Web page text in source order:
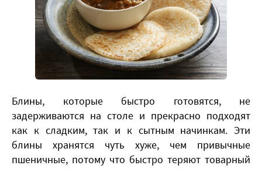
Блины, которые быстро готовятся, не
задерживаются на столе и прекрасно подходят
как к сладким, так и к сытным начинкам. Эти
блины хранятся чуть хуже, чем привычные
пшеничные, потому что быстро теряют товарный